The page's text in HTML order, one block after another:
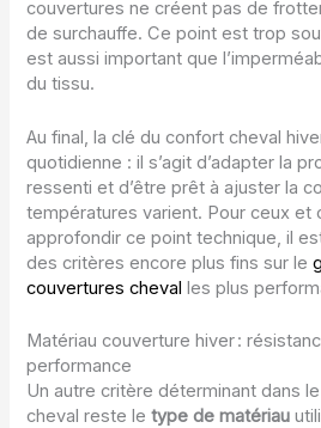
couvertures ne créent pas de
de surchauffe. Ce point est trop
est aussi important que
du tissu.
Au final, la clé du confort cheval
quotidienne : il s’agit d’adapter la
ressenti et d’être prêt à ajuster la
températures varient. Pour ceux et
approfondir ce point technique, il
des critères encore plus fins sur le
couvertures cheval les plus
Matériau couverture hiver :
performance
Un autre critère déterminant dans
cheval reste letype de matériau